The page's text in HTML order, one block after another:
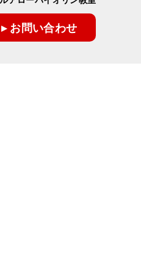
▸ お問い合わせ